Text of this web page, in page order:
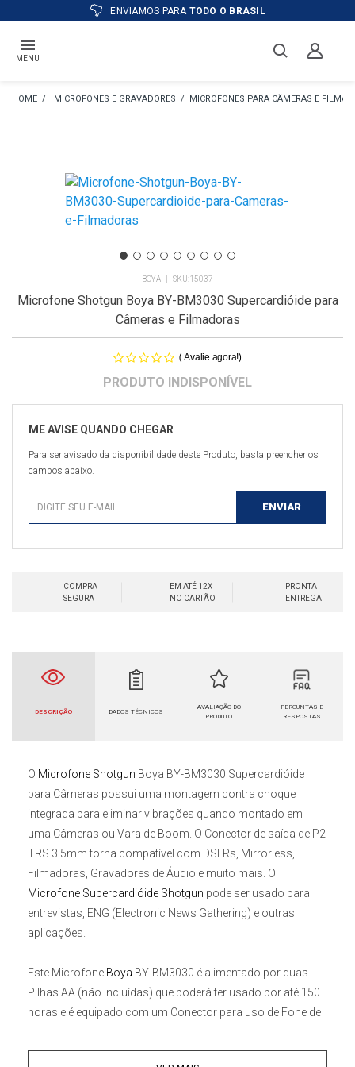
ATÉ12XE PREÇO ESPECIAL
MENU
MICROFONES E GRAVADORES MICROFONES PARA CÂMERAS E
BOYA 15037
Microfone Shotgun Boya BY-BM3030 Supercardióide para
Câmeras e Filmadoras
(Avalie agora!)
Para ser avisado da disponibilidade deste Produto, basta preencher os
campos abaixo.
COMPRA
SEGURA
EM ATÉ 12X
NO CARTÃO
PRONTA
ENTREGA
DESCRIÇÃO DADOS TÉCNICOS
AVALIAÇÃO DO
PRODUTO
PERGUNTAS E
RESPOSTAS
O Microfone Shotgun Boya BY-BM3030 Supercardióide
para Câmeras possui uma montagem contra choque
integrada para eliminar vibrações quando montado em
uma Câmeras ou Vara de Boom. O Conector de saída de P2
TRS 3.5mm torna compatível com DSLRs, Mirrorless,
Filmadoras, Gravadores de Áudio e muito mais. O
Microfone Supercardióide Shotgun pode ser usado para
entrevistas, ENG (Electronic News Gathering) e outras
aplicações.
Este Microfone Boya BY-BM3030 é alimentado por duas
Pilhas AA (não incluídas) que poderá ter usado por até 150
horas e é equipado com um Conector para uso de Fone de
Além disso, a cápsula condensadora unidirecional irá